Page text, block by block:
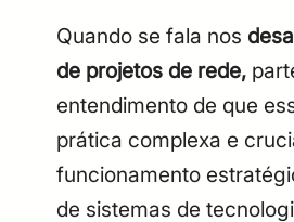
Quando se fala nos
de projetos de rede,
entendimento de que
prática complexa e
funcionamento
de sistemas de